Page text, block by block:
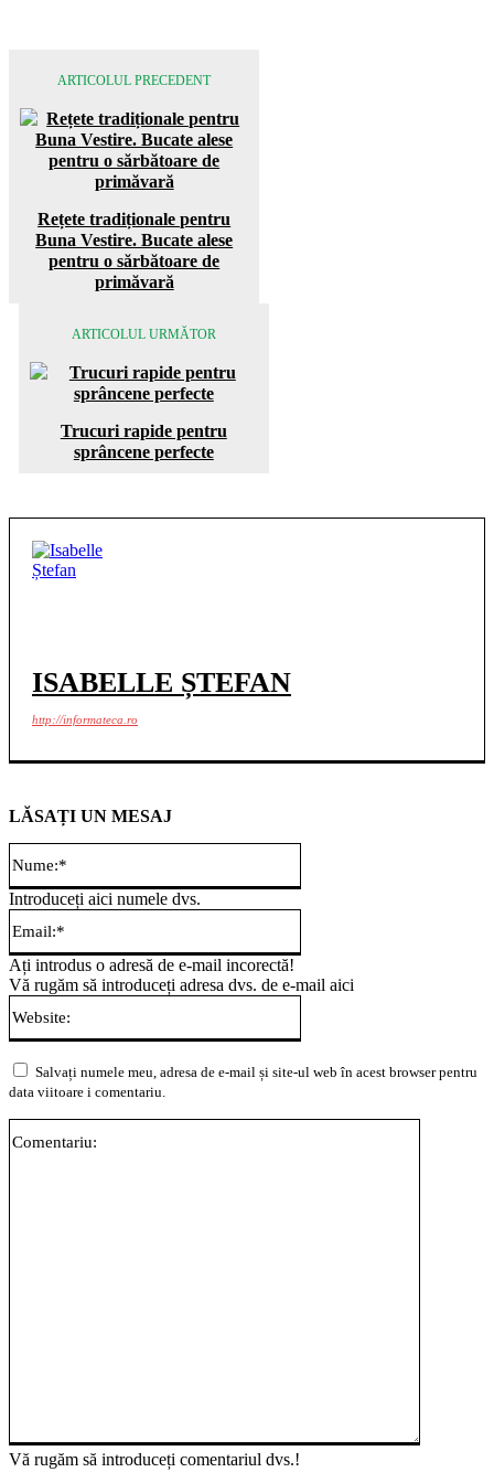
ARTICOLUL PRECEDENT
Rețete tradiționale pentru
Buna Vestire. Bucate alese
pentru o sărbătoare de
primăvară
ARTICOLUL URMĂTOR
Trucuri rapide pentru
sprâncene perfecte
ISABELLE ȘTEFAN
http://informateca.ro
LĂSAȚI UN MESAJ
Vă rugăm să introduceți comentariul dvs.!
Introduceți aici numele dvs.
Ați introdus o adresă de e-mail incorectă!
Vă rugăm să introduceți adresa dvs. de e-mail aici
Salvați numele meu, adresa de e-mail și site-ul web în acest browser pentru
data viitoare i comentariu.